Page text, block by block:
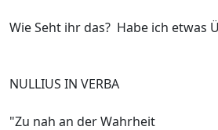
Wie Seht ihr das? Habe ich etwas
NULLIUS IN VERBA
"Zu nah an der Wahrheit